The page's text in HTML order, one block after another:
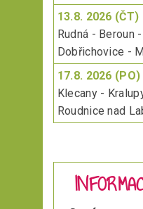
13.8. 2026 (ČT)
Rudná - Beroun
Dobřichovice -
17.8. 2026 (PO)
Klecany -
Roudnice nad